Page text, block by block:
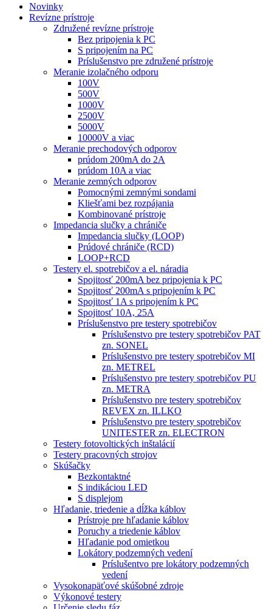
Novinky
Revízne prístroje
Združené revízne prístroje
Bez pripojenia k PC
S pripojením na PC
Príslušenstvo pre združené prístroje
Meranie izolačného odporu
100V
500V
1000V
2500V
5000V
10000V a viac
Meranie prechodových odporov
prúdom 200mA do 2A
prúdom 10A a viac
Meranie zemných odporov
Pomocnými zemnými sondami
Kliešťami bez rozpájania
Kombinované prístroje
Impedancia slučky a chrániče
Impedancia slučky (LOOP)
Prúdové chrániče (RCD)
LOOP+RCD
Testery el. spotrebičov a el. náradia
Spojitosť 200mA bez pripojenia k PC
Spojitosť 200mA s pripojením k PC
Spojitosť 1A s pripojením k PC
Spojitosť 10A, 25A
Príslušenstvo pre testery spotrebičov
Príslušenstvo pre testery spotrebičov PAT
zn. SONEL
Príslušenstvo pre testery spotrebičov MI
zn. METREL
Príslušenstvo pre testery spotrebičov PU
zn. METRA
Príslušenstvo pre testery spotrebičov
REVEX zn. ILLKO
Príslušenstvo pre testery spotrebičov
UNITESTER zn. ELECTRON
Testery fotovoltických inštalácií
Testery pracovných strojov
Skúšačky
Bezkontaktné
S indikáciou LED
S displejom
Hľadanie, triedenie a dĺžka káblov
Prístroje pre hľadanie káblov
Poruchy a triedenie káblov
Hľadanie pod omietkou
Lokátory podzemných vedení
Príslušentvo pre lokátory podzemných
vedení
Vysokonapäťové skúšobné zdroje
Výkonové testery